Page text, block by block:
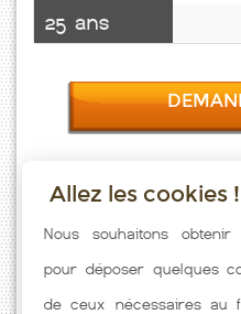
25 ans
Taux emprunt actualisés
Taux Immobilier pratiqués par
Taux hors assurance. Taux
caractéristiques de l'emprunteur.
Allez les cookies !
Nous souhaitons
pour déposer quelques
de ceux nécessaires au